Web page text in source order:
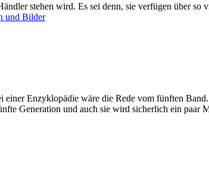
stehen wird. Es sei denn, sie verfügen über so
und Bilder
einer Enzyklopädie wäre die Rede vom fünften
Generation und auch sie wird sicherlich ein paar